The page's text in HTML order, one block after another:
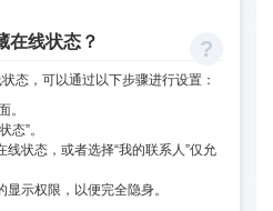
在线状态？
态，可以通过以下步骤进行设置：
。
态”。
线状态，或者选择“我的联系人”仅允
显示权限，以便完全隐身。